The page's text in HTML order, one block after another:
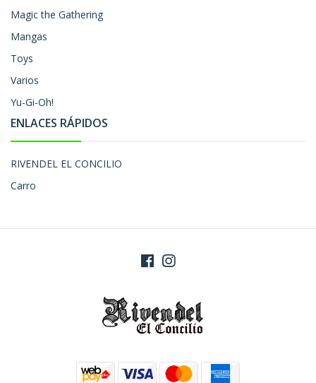
Magic the Gathering
Mangas
Toys
Varios
Yu-Gi-Oh!
ENLACES RÁPIDOS
RIVENDEL EL CONCILIO
Carro